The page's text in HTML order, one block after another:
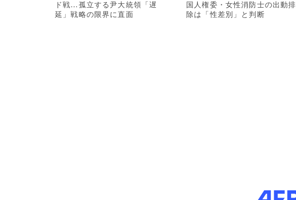
ド戦…孤立する尹大統領「遅
延」戦略の限界に直面
国人権委・女性消防士の出動排
除は「性差別」と判断